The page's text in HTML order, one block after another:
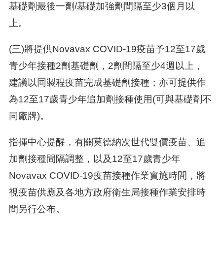
基礎劑最後一劑/基礎加強劑間隔至少3個月以
上。
(三)將提供Novavax COVID-19疫苗予12至17歲
青少年接種2劑基礎劑，2劑間隔至少4週以上，
建議以同製程疫苗完成基礎劑接種；亦可提供作
為12至17歲青少年追加劑接種使用(可與基礎劑不
同廠牌)。
指揮中心提醒，有關莫德納次世代雙價疫苗、追
加劑接種間隔調整，以及12至17歲青少年
Novavax COVID-19疫苗接種作業實施時間，將
視疫苗供應及各地方政府衛生局接種作業安排時
間另行公布。